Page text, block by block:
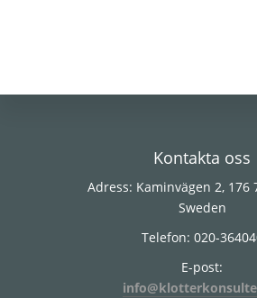
Kontakta oss
Adress: Kaminvägen 2, 176
Sweden
Telefon: 020-
E-post: